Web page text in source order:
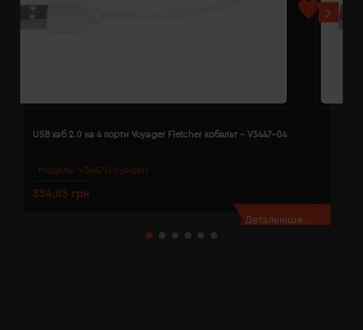
Модель: V3447(Voyager)
USB хаб 2.0 на 4 порти Voyager Fletcher кобальт - V3447-04
354.85 грн
Детальніше...